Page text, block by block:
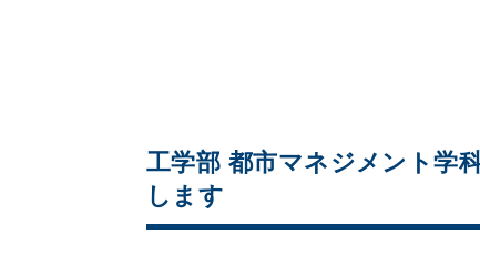
工学部 都市マネジメント学
します